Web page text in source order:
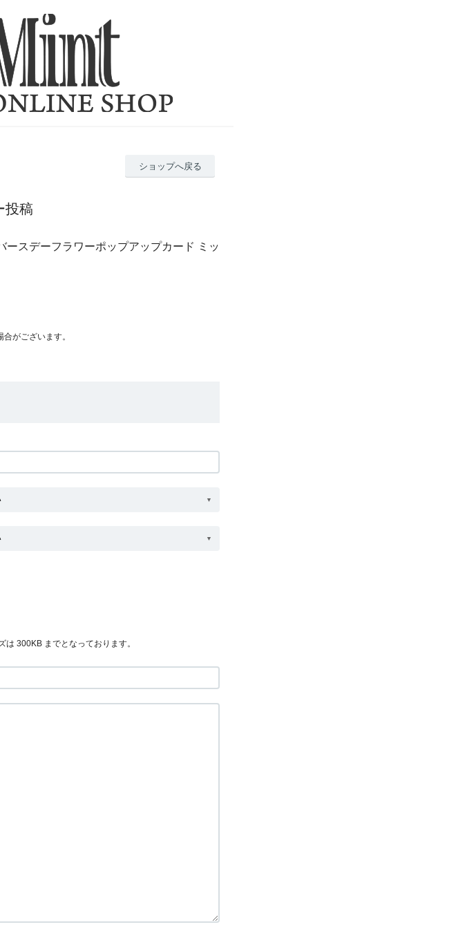
ショップへ戻る
投稿
ースデーフラワーポップアップカード ミッ
がございます。
は 300KB までとなっております。